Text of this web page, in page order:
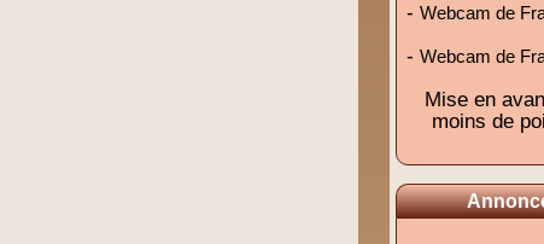
- Webcam de
- Webcam de
Mise en
moins de